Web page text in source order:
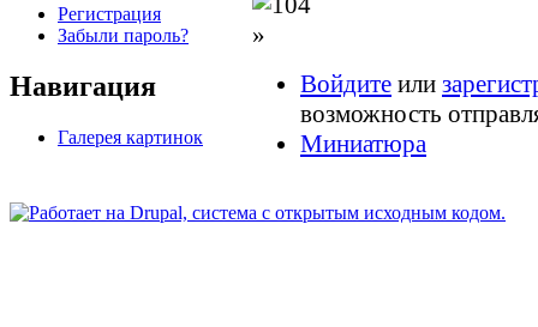
Регистрация
Забыли пароль?
Навигация
Галерея картинок
»
Войдите или
возможность
Миниатюра